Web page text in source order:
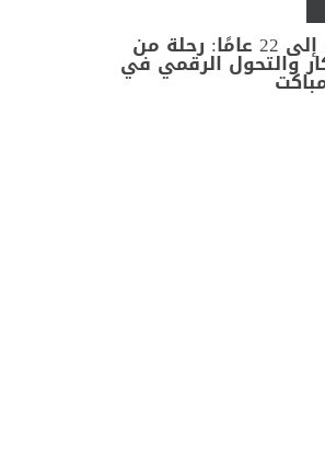
من اليوم الأول إلى 22 عامًا: رحلة من
والتحول الرقمي في